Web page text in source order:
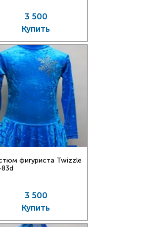
3 500
Купить
фигуриста Twizzle
83d
3 500
Купить